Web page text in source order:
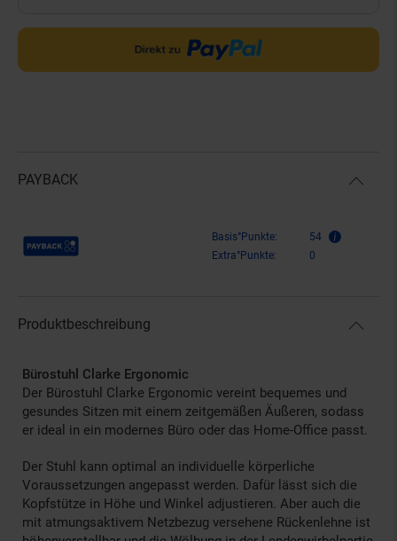
PAYBACK
Payback Punkte Basis°Punkte:
54
Extra°Punkte:
0
Produktbeschreibung
Bürostuhl Clarke Ergonomic
Der Bürostuhl Clarke Ergonomic vereint bequemes und
gesundes Sitzen mit einem zeitgemäßen Äußeren, sodass
er ideal in ein modernes Büro oder das Home-Office passt.
Der Stuhl kann optimal an individuelle körperliche
Voraussetzungen angepasst werden. Dafür lässt sich die
Kopfstütze in Höhe und Winkel adjustieren. Aber auch die
mit atmungsaktivem Netzbezug versehene Rückenlehne ist